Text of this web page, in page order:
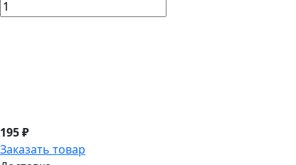
195 ₽
Заказать товар